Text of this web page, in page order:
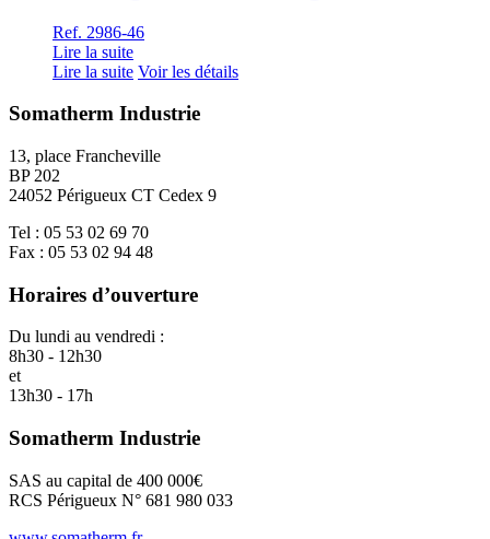
Ref. 2986-46
Lire la suite
Lire la suite Voir les détails
Somatherm Industrie
13, place Francheville
BP 202
24052 Périgueux CT Cedex 9
Tel : 05 53 02 69 70
Fax : 05 53 02 94 48
Horaires d’ouverture
Du lundi au vendredi :
8h30 - 12h30
et
13h30 - 17h
Somatherm Industrie
SAS au capital de 400 000€
RCS Périgueux N° 681 980 033